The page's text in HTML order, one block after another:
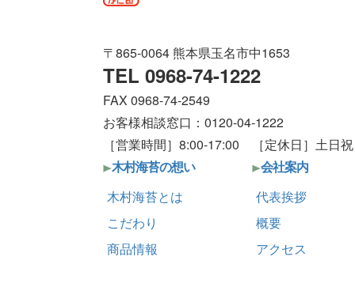
〒865-0064 熊本県玉名市中1653
TEL 0968-74-1222
FAX 0968-74-2549
お客様相談窓口：0120-04-1222
［営業時間］8:00-17:00 ［定休日］土日祝
木村海苔の想い
木村海苔とは
こだわり
商品情報
会社案内
代表挨拶
概要
アクセス